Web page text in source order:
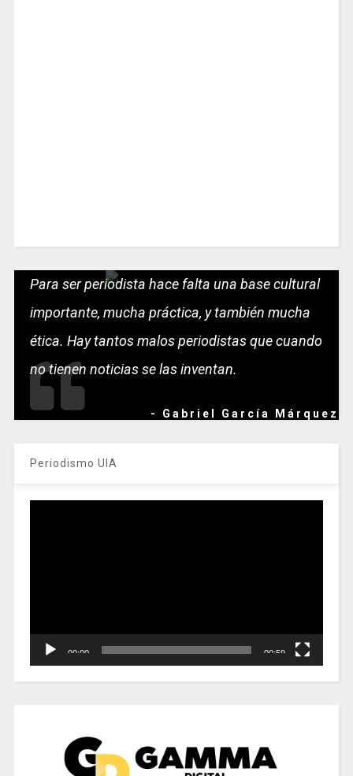
Para ser periodista hace falta una base cultural
importante, mucha práctica, y también mucha
ética. Hay tantos malos periodistas que cuando
no tienen noticias se las inventan.
- Gabriel García Márquez
Periodismo UIA
00:00 00:59